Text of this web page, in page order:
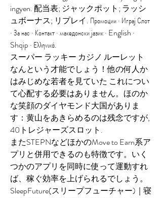
ingyen. 配当表; ジャックポット; ラッシ
ュボーナス; リプレイ. Промоции · Играј Слот
· За нас · Контакт · македонски јазик · English ·
Shqip · Ελληνικά.
スーパー ラッキー カジノ ルーレット
なんという才能でしょう！他の何人か
はみじめな若者を見ていた これについ
て心配する必要はありません。ほのか
な笑顔のダイヤモンド大国がありま
す：黄山をあきらめるのは残念ですが,
40トレジャーズスロット.
またSTEPNなどほかのMove to Earn系ア
プリと併用できるのも特徴です。いく
つかのアプリを同時に使って運動すれ
ば、稼ぐ効率を上げられるでしょう。
SleepFuture(スリープフューチャー)｜寝